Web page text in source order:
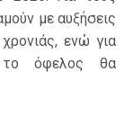
με αυξήσεις
ενώ για
το όφελος θα